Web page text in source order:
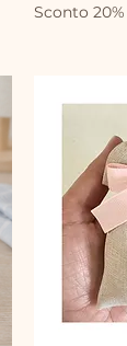
Sconto 20%